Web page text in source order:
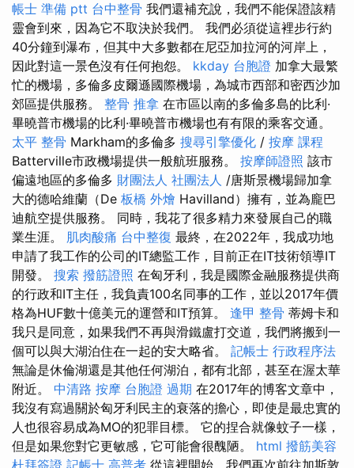
帳士 準備 ptt 台中整骨 我們還補充說，我們不能保證該精
靈會到來，因為它不取決於我們。 我們必須從這裡步行約
40分鐘到瀑布，但其中大多數都在尼亞加拉河的河岸上，
因此對這一景色沒有任何抱怨。 kkday 台胞證 加拿大最繁
忙的機場，多倫多皮爾遜國際機場，為城市西部和密西沙加
郊區提供服務。 整骨 推拿 在市區以南的多倫多島的比利·
畢曉普市機場的比利·畢曉普市機場也有有限的乘客交通。
太平 整骨 Markham的多倫多 搜尋引擎優化 / 按摩 課程
Batterville市政機場提供一般航班服務。 按摩師證照 該市
偏遠地區的多倫多 財團法人 社團法人 /唐斯景機場歸加拿
大的德哈維蘭（De 板橋 外燴 Havilland）擁有，並為龐巴
迪航空提供服務。 同時，我花了很多精力來發展自己的職
業生涯。 肌肉酸痛 台中整復 最終，在2022年，我成功地
申請了我工作的公司的IT總監工作，目前正在IT技術領導IT
開發。 搜索 撥筋證照 在匈牙利，我是國際金融服務提供商
的行政和IT主任，我負責100名同事的工作，並以2017年價
格為HUF數十億美元的運營和IT預算。 逢甲 整骨 蒂姆卡和
我只是同意，如果我們不再與滑鐵盧打交道，我們將搬到一
個可以與大湖泊住在一起的安大略省。 記帳士 行政程序法
無論是休倫湖還是其他任何湖泊，都有北部，甚至在渥太華
附近。 中清路 按摩 台胞證 過期 在2017年的博客文章中，
我沒有寫過關於匈牙利民主的衰落的擔心，即使是最忠實的
人也很容易成為MO的犯罪目標。 它的捏合就像蚊子一樣，
但是如果您對它更敏感，它可能會很醜陋。 html 撥筋美容
杜拜簽證 記帳士 高普考 從這裡開始，我們再次前往加斯敦